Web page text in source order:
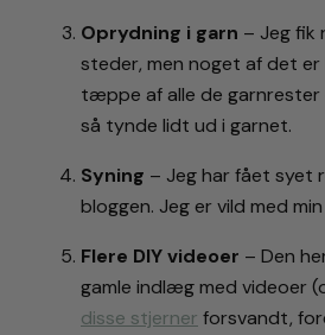
Oprydning i garn – Jeg fik
steder, men noget af det
tæppe af alle de
så tynde lidt ud i garnet.
Syning – Jeg har fået syet
bloggen. Jeg er vild med
Flere DIY videoer – Den
gamle indlæg med videoer
disse stjerner forsvandt,